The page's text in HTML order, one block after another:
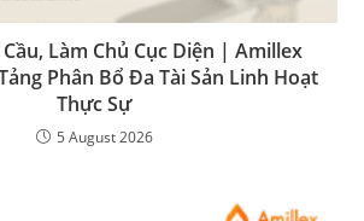
Làm Chủ Cục Diện | Amillex
Phân Bổ Đa Tài Sản Linh Hoạt
Thực Sự
5 August 2026